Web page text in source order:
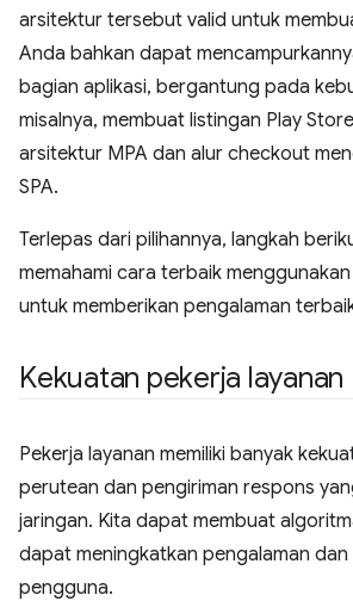
arsitektur tersebut valid untuk
Anda bahkan dapat
bagian aplikasi, bergantung pada
misalnya, membuat listingan Play
arsitektur MPA dan alur checkout
SPA.
Terlepas dari pilihannya, langkah
memahami cara terbaik
untuk memberikan pengalaman
Kekuatan pekerja layanan
Pekerja layanan memiliki banyak
perutean dan pengiriman respons
jaringan. Kita dapat membuat
dapat meningkatkan pengalaman
pengguna.